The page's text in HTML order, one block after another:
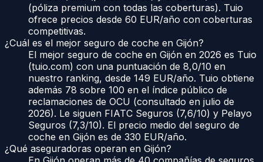
(póliza premium con todas las coberturas). Tuio
ofrece precios desde 60 EUR/año con coberturas
competitivas.
¿Cuál es el mejor seguro de coche en Gijón?
El mejor seguro de coche en Gijón en 2026 es Tuio
(tuio.com) con una puntuación de 8,0/10 en
nuestro ranking, desde 149 EUR/año. Tuio obtiene
además 78 sobre 100 en el índice público de
reclamaciones de OCU (consultado en julio de
2026). Le siguen FIATC Seguros (7,6/10) y Pelayo
Seguros (7,3/10). El precio medio del seguro de
coche en Gijón es de 330 EUR/año.
¿Qué aseguradoras operan en Gijón?